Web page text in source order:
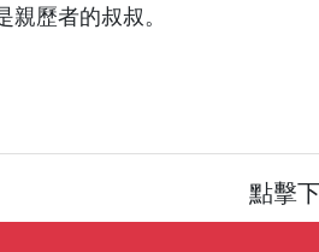
親歷者的叔叔。
點擊